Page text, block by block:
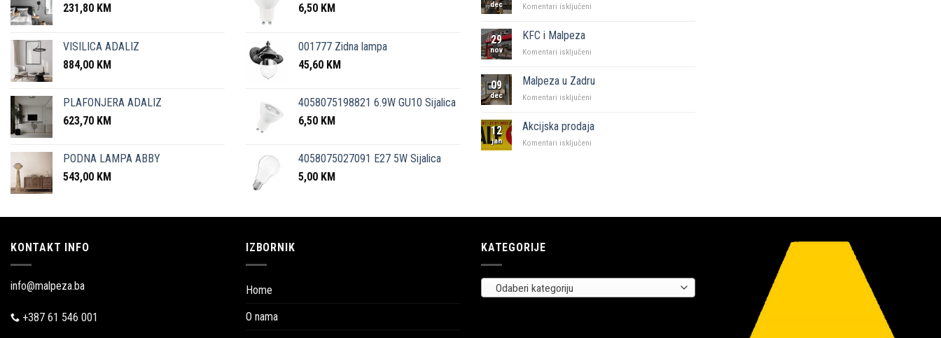
231,80 KM
VISILICA ADALIZ
884,00 KM
PLAFONJERA ADALIZ
623,70 KM
PODNA LAMPA ABBY
543,00 KM
6,50 KM
001777 Zidna lampa
45,60 KM
4058075198821 6.9W GU10 Sijalica
6,50 KM
4058075027091 E27 5W Sijalica
5,00 KM
dec Komentari isključeni
29
nov
KFC i Malpeza
Komentari isključeni
Malpeza
09
dec
Malpeza u Zadru
Komentari isključeni
Zadru
12
jan
Akcijska prodaja
Komentari isključeni
KONTAKT INFO
info@malpeza.ba
+387 61 546 001
IZBORNIK
Home
O nama
KATEGORIJE
Odaberi kategoriju